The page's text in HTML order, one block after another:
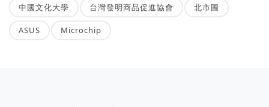
中國文化大學 台灣發明商品促進協會 北市圖
ASUS Microchip